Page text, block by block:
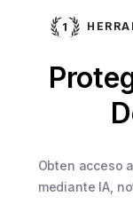
Obten acceso
mediante IA,